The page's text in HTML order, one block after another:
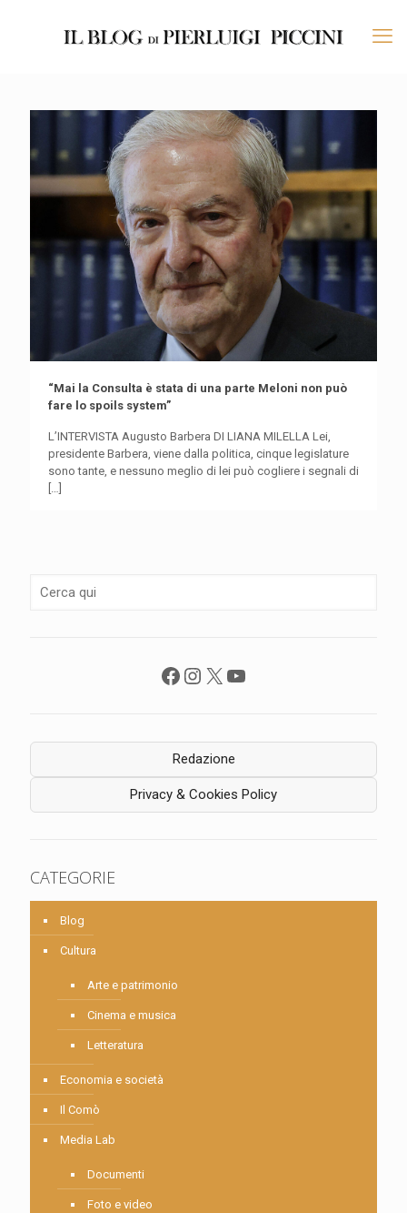
“Mai la Consulta è stata di una parte Meloni non può
fare lo spoils system”
L’INTERVISTA Augusto Barbera DI LIANA MILELLA Lei,
presidente Barbera, viene dalla politica, cinque legislature
sono tante, e nessuno meglio di lei può cogliere i segnali di
[…]
Facebook
Instagram
X YouTube
Redazione
Privacy & Cookies Policy
CATEGORIE
Blog
Cultura
Arte e patrimonio
Cinema e musica
Letteratura
Economia e società
Il Comò
Media Lab
Documenti
Foto e video